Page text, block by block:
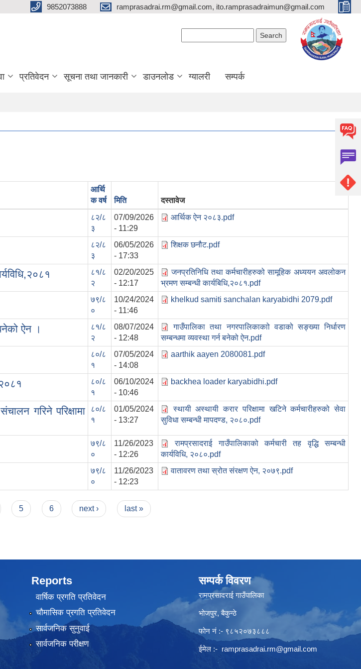
9852073888 ramprasadrai.rm@gmail.com, ito.ramprasadraimun@gmail.com
प्रतिवेदन सूचना तथा जानकारी डाउनलोड ग्यालरी सम्पर्क
आर्थि
क वर्ष
मिति दस्तावेज
८२/८
३
07/09/2026
- 11:29
आर्थिक ऐन २०८३.pdf
८२/८
३
06/05/2026
- 17:33
शिक्षक छनौट.pdf
८१/८
२
02/20/2025
- 12:17
जनप्रतिनिधि तथा कर्मचारीहरुको सामूहिक अध्ययन अवलोकन
भ्रमण सम्बन्धी कार्यबिधि,२०८१.pdf
७९/८
०
10/24/2024
- 11:46
khelkud samiti sanchalan karyabidhi 2079.pdf
ऐन ।
८१/८
२
08/07/2024
- 12:48
गाउँपालिका तथा नगरपालिकाकाो वडाको सङ्ख्या निर्धारण
सम्बन्धमा व्यवस्था गर्न बनेको ऐन.pdf
८०/८
१
07/05/2024
- 14:08
aarthik aayen 2080081.pdf
८०/८
१
06/10/2024
- 10:46
backhea loader karyabidhi.pdf
गरिने परिक्षामा
८०/८
१
01/05/2024
- 13:27
स्थायी अस्थायी करार परिक्षामा खटिने कर्मचारीहरुको सेवा
सुविधा सम्बन्धी मापदण्ड, २०८०.pdf
७९/८
०
11/26/2023
- 12:26
रामप्रसादराई गाउँपालिकाको कर्मचारी तह वृद्धि सम्बन्धी
कार्यविधि, २०८०.pdf
७९/८
०
11/26/2023
- 12:23
वातावरण तथा स्रोत संरक्षण ऐन, २०७९.pdf
5 6 next › last »
Reports
वार्षिक प्रगति प्रतिवेदन
चौमासिक प्रगति प्रतिवेदन
सार्वजनिक सुनुवाई
सार्वजनिक परीक्षण
सम्पर्क विवरण
रामप्रसादराई गाउँपालिका
भोजपुर, बैकुन्ठे
फोन नं :- ९८५२०७३८८८
ईमेल :- ramprasadrai.rm@gmail.com